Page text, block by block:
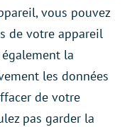
vous pouvez
de votre appareil
la
les données
de votre
pas garder la